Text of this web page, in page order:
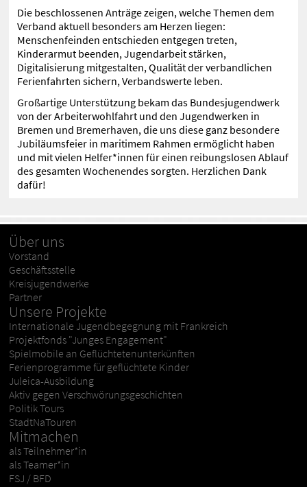
Die beschlossenen Anträge zeigen, welche Themen dem
Verband aktuell besonders am Herzen liegen:
Menschenfeinden entschieden entgegen treten,
Kinderarmut beenden, Jugendarbeit stärken,
Digitalisierung mitgestalten, Qualität der verbandlichen
Ferienfahrten sichern, Verbandswerte leben.
Großartige Unterstützung bekam das Bundesjugendwerk
von der Arbeiterwohlfahrt und den Jugendwerken in
Bremen und Bremerhaven, die uns diese ganz besondere
Jubiläumsfeier in maritimem Rahmen ermöglicht haben
und mit vielen Helfer*innen für einen reibungslosen Ablauf
des gesamten Wochenendes sorgten. Herzlichen Dank
dafür!
Über uns
Vorstand
Geschäftsstelle
Kreisjugendwerke
Partner
Unsere Projekte
Internationale Jugendbegegnung mit Frankreich
Projektfonds "Junges Engagement"
Spielmobile an Geflüchtetenunterkünften
Ferienprogramme für geflüchtete Kinder
Juleica-Ausbildung
Aktiv gegen Verschwörungsgeschichten
Politik Tours
StadtNaTouren
Mitmachen
als Teilnehmer*in
als Teamer*in
FSJ / BFD